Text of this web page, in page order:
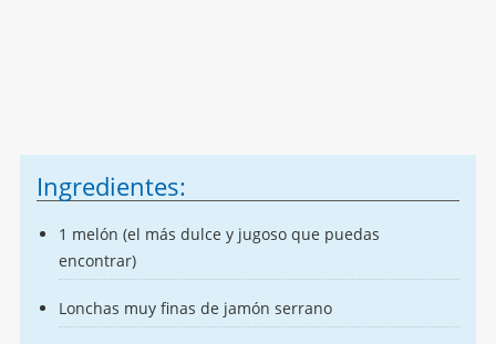
Ingredientes:
1 melón (el más dulce y jugoso que puedas
encontrar)
Lonchas muy finas de jamón serrano